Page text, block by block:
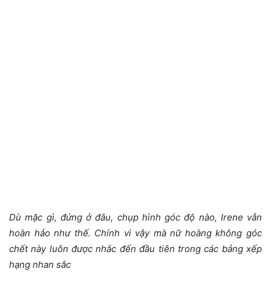
Dù mặc gì, đứng ở đâu, chụp hình góc độ nào, Irene vẫn
hoàn hảo như thế. Chính vì vậy mà nữ hoàng không góc
chết này luôn được nhắc đến đầu tiên trong các bảng xếp
hạng nhan sắc